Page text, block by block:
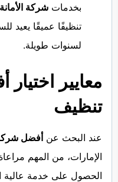
بخدمات شركة
تنظيفًا عميقًا يعيد
لسنوات طويلة.
معايير
تنظيف
عند البحث عنأفضل
الإمارات، من المهم
الحصول على خدمة عالية